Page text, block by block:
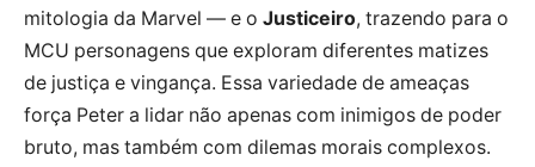
mitologia da Marvel — e o Justiceiro, trazendo para o
MCU personagens que exploram diferentes matizes
de justiça e vingança. Essa variedade de ameaças
força Peter a lidar não apenas com inimigos de poder
bruto, mas também com dilemas morais complexos.